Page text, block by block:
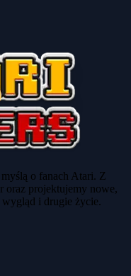
o fanach Atari. Z
oraz projektujemy nowe,
i drugie życie.